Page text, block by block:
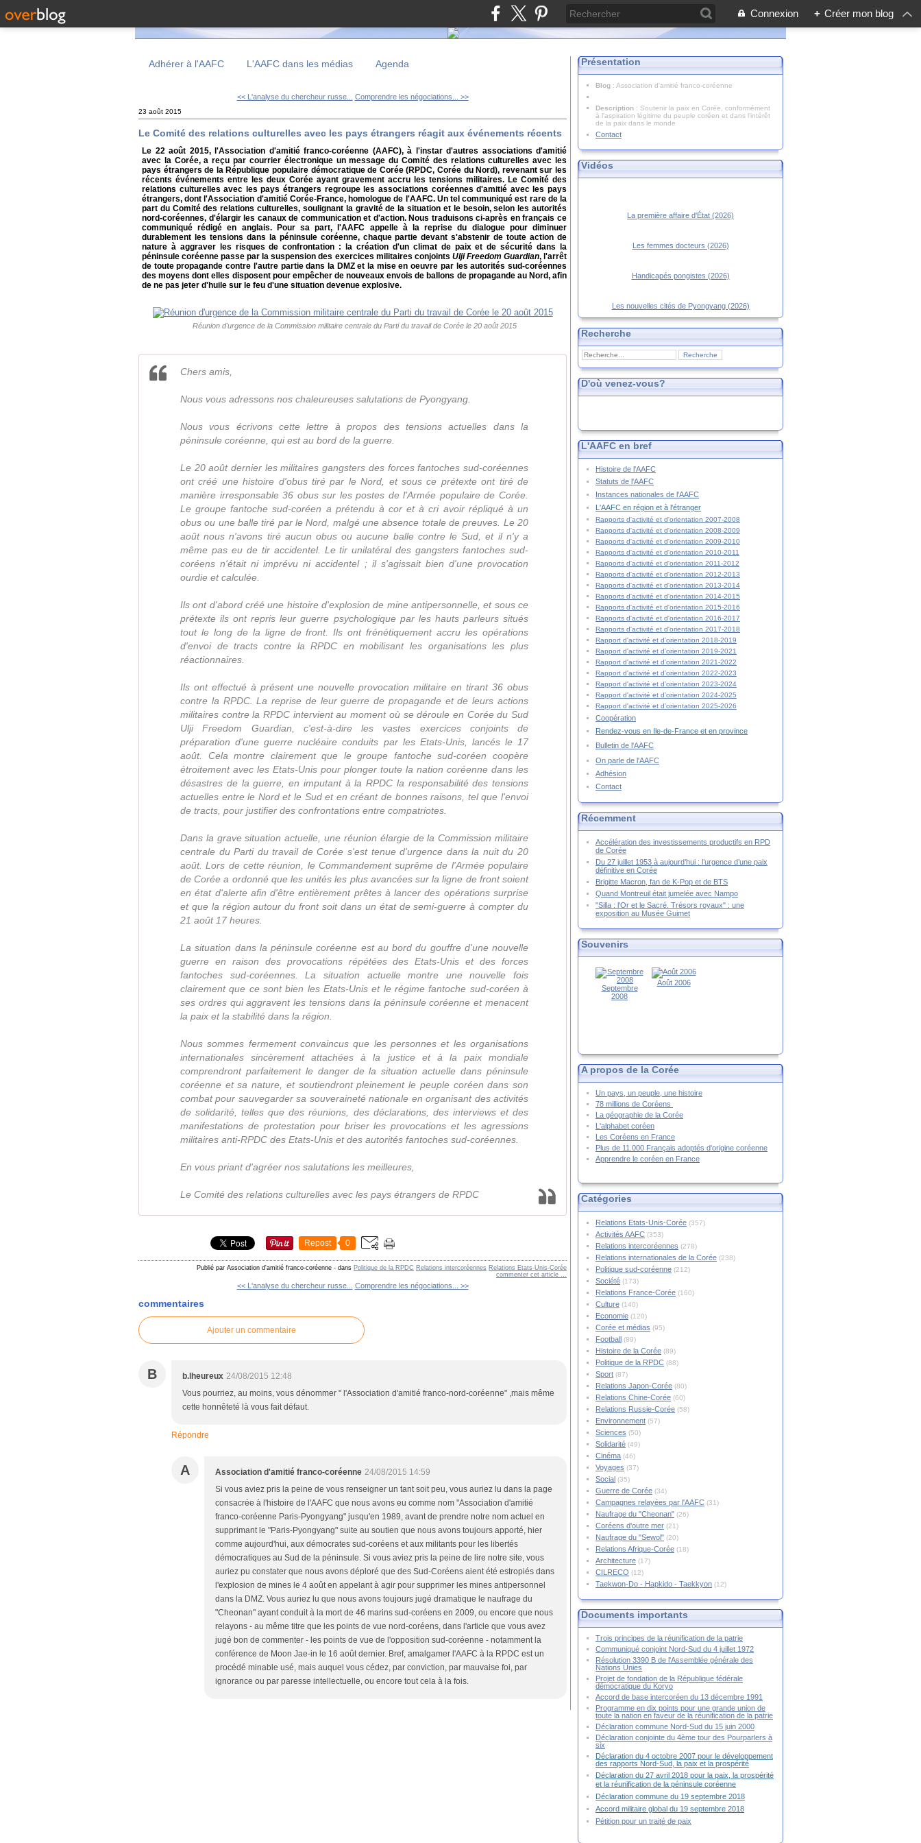
Connexion + Créer mon blog
Adhérer à l'AAFC L'AAFC dans les médias Agenda
<< L'analyse du chercheur russe... Comprendre les négociations... >>
23 août 2015
Le Comité des relations culturelles avec les pays étrangers réagit aux événements récents
Le 22 août 2015, l'Association d'amitié franco-coréenne (AAFC), à l'instar d'autres associations d'amitié
avec la Corée, a reçu par courrier électronique un message du Comité des relations culturelles avec les
pays étrangers de la République populaire démocratique de Corée (RPDC, Corée du Nord), revenant sur les
récents événements entre les deux Corée ayant gravement accru les tensions militaires. Le Comité des
relations culturelles avec les pays étrangers regroupe les associations coréennes d'amitié avec les pays
étrangers, dont l'Association d'amitié Corée-France, homologue de l'AAFC. Un tel communiqué est rare de la
part du Comité des relations culturelles, soulignant la gravité de la situation et le besoin, selon les autorités
nord-coréennes, d'élargir les canaux de communication et d'action. Nous traduisons ci-après en français ce
communiqué rédigé en anglais. Pour sa part, l'AAFC appelle à la reprise du dialogue pour diminuer
durablement les tensions dans la péninsule coréenne, chaque partie devant s'abstenir de toute action de
nature à aggraver les risques de confrontation : la création d'un climat de paix et de sécurité dans la
péninsule coréenne passe par la suspension des exercices militaires conjoints Ulji Freedom Guardian, l'arrêt
de toute propagande contre l'autre partie dans la DMZ et la mise en oeuvre par les autorités sud-coréennes
des moyens dont elles disposent pour empêcher de nouveaux envois de ballons de propagande au Nord, afin
de ne pas jeter d'huile sur le feu d'une situation devenue explosive.
Réunion d'urgence de la Commission militaire centrale du Parti du travail de Corée le 20 août 2015
Chers amis,
Nous vous adressons nos chaleureuses salutations de Pyongyang.
Nous vous écrivons cette lettre à propos des tensions actuelles dans la
péninsule coréenne, qui est au bord de la guerre.
Le 20 août dernier les militaires gangsters des forces fantoches sud-coréennes
ont créé une histoire d'obus tiré par le Nord, et sous ce prétexte ont tiré de
manière irresponsable 36 obus sur les postes de l'Armée populaire de Corée.
Le groupe fantoche sud-coréen a prétendu à cor et à cri avoir répliqué à un
obus ou une balle tiré par le Nord, malgé une absence totale de preuves. Le 20
août nous n'avons tiré aucun obus ou aucune balle contre le Sud, et il n'y a
même pas eu de tir accidentel. Le tir unilatéral des gangsters fantoches sud-
coréens n'était ni imprévu ni accidentel ; il s'agissait bien d'une provocation
ourdie et calculée.
Ils ont d'abord créé une histoire d'explosion de mine antipersonnelle, et sous ce
prétexte ils ont repris leur guerre psychologique par les hauts parleurs situés
tout le long de la ligne de front. Ils ont frénétiquement accru les opérations
d'envoi de tracts contre la RPDC en mobilisant les organisations les plus
réactionnaires.
Ils ont effectué à présent une nouvelle provocation militaire en tirant 36 obus
contre la RPDC. La reprise de leur guerre de propagande et de leurs actions
militaires contre la RPDC intervient au moment où se déroule en Corée du Sud
Ulji Freedom Guardian, c'est-à-dire les vastes exercices conjoints de
préparation d'une guerre nucléaire conduits par les Etats-Unis, lancés le 17
août. Cela montre clairement que le groupe fantoche sud-coréen coopère
étroitement avec les Etats-Unis pour plonger toute la nation coréenne dans les
désastres de la guerre, en imputant à la RPDC la responsabilité des tensions
actuelles entre le Nord et le Sud et en créant de bonnes raisons, tel que l'envoi
de tracts, pour justifier des confrontations entre compatriotes.
Dans la grave situation actuelle, une réunion élargie de la Commission militaire
centrale du Parti du travail de Corée s'est tenue d'urgence dans la nuit du 20
août. Lors de cette réunion, le Commandement suprême de l'Armée populaire
de Corée a ordonné que les unités les plus avancées sur la ligne de front soient
en état d'alerte afin d'être entièrement prêtes à lancer des opérations surprise
et que la région autour du front soit dans un état de semi-guerre à compter du
21 août 17 heures.
La situation dans la péninsule coréenne est au bord du gouffre d'une nouvelle
guerre en raison des provocations répétées des Etats-Unis et des forces
fantoches sud-coréennes. La situation actuelle montre une nouvelle fois
clairement que ce sont bien les Etats-Unis et le régime fantoche sud-coréen à
ses ordres qui aggravent les tensions dans la péninsule coréenne et menacent
la paix et la stabilité dans la région.
Nous sommes fermement convaincus que les personnes et les organisations
internationales sincèrement attachées à la justice et à la paix mondiale
comprendront parfaitement le danger de la situation actuelle dans péninsule
coréenne et sa nature, et soutiendront pleinement le peuple coréen dans son
combat pour sauvegarder sa souveraineté nationale en organisant des activités
de solidarité, telles que des réunions, des déclarations, des interviews et des
manifestations de protestation pour briser les provocations et les agressions
militaires anti-RPDC des Etats-Unis et des autorités fantoches sud-coréennes.
En vous priant d'agréer nos salutations les meilleures,
Le Comité des relations culturelles avec les pays étrangers de RPDC
Repost 0
Publié par Association d'amitié franco-coréenne - dans Politique de la RPDC Relations intercoréennes Relations Etats-Unis-Corée
commenter cet article …
<< L'analyse du chercheur russe... Comprendre les négociations... >>
commentaires
Ajouter un commentaire
B b.lheureux 24/08/2015 12:48
Vous pourriez, au moins, vous dénommer " l'Association d'amitié franco-nord-coréenne" ,mais même
cette honnêteté là vous fait défaut.
Répondre
A Association d'amitié franco-coréenne 24/08/2015 14:59
Si vous aviez pris la peine de vous renseigner un tant soit peu, vous auriez lu dans la page
consacrée à l'histoire de l'AAFC que nous avons eu comme nom "Association d'amitié
franco-coréenne Paris-Pyongyang" jusqu'en 1989, avant de prendre notre nom actuel en
supprimant le "Paris-Pyongyang" suite au soutien que nous avons toujours apporté, hier
comme aujourd'hui, aux démocrates sud-coréens et aux militants pour les libertés
démocratiques au Sud de la péninsule. Si vous aviez pris la peine de lire notre site, vous
auriez pu constater que nous avons déploré que des Sud-Coréens aient été estropiés dans
l'explosion de mines le 4 août en appelant à agir pour supprimer les mines antipersonnel
dans la DMZ. Vous auriez lu que nous avons toujours jugé dramatique le naufrage du
"Cheonan" ayant conduit à la mort de 46 marins sud-coréens en 2009, ou encore que nous
relayons - au même titre que les points de vue nord-coréens, dans l'article que vous avez
jugé bon de commenter - les points de vue de l'opposition sud-coréenne - notamment la
conférence de Moon Jae-in le 16 août dernier. Bref, amalgamer l'AAFC à la RPDC est un
procédé minable usé, mais auquel vous cédez, par conviction, par mauvaise foi, par
ignorance ou par paresse intellectuelle, ou encore tout cela à la fois.
Présentation
Blog : Association d'amitié franco-coréenne
Description : Soutenir la paix en Corée, conformément
à l'aspiration légitime du peuple coréen et dans l’intérêt
de la paix dans le monde
Contact
Vidéos
La première affaire d'État (2026)
Les femmes docteurs (2026)
Handicapés pongistes (2026)
Les nouvelles cités de Pyongyang (2026)
Recherche
D'où venez-vous?
L'AAFC en bref
Histoire de l'AAFC
Statuts de l'AAFC
Instances nationales de l'AAFC
L'AAFC en région et à l'étranger
Rapports d'activité et d'orientation 2007-2008
Rapports d'activité et d'orientation 2008-2009
Rapports d'activité et d'orientation 2009-2010
Rapports d'activité et d'orientation 2010-2011
Rapports d'activité et d'orientation 2011-2012
Rapports d'activité et d'orientation 2012-2013
Rapports d'activité et d'orientation 2013-2014
Rapports d'activité et d'orientation 2014-2015
Rapports d'activité et d'orientation 2015-2016
Rapports d'activité et d'orientation 2016-2017
Rapports d'activité et d'orientation 2017-2018
Rapport d'activité et d'orientation 2018-2019
Rapport d'activité et d'orientation 2019-2021
Rapport d'activité et d'orientation 2021-2022
Rapport d'activité et d'orientation 2022-2023
Rapport d'activité et d'orientation 2023-2024
Rapport d'activité et d'orientation 2024-2025
Rapport d'activité et d'orientation 2025-2026
Coopération
Rendez-vous en Ile-de-France et en province
Bulletin de l'AAFC
On parle de l'AAFC
Adhésion
Contact
Récemment
Accélération des investissements productifs en RPD
de Corée
Du 27 juillet 1953 à aujourd’hui : l’urgence d’une paix
définitive en Corée
Brigitte Macron, fan de K-Pop et de BTS
Quand Montreuil était jumelée avec Nampo
"Silla : l'Or et le Sacré. Trésors royaux" : une
exposition au Musée Guimet
Souvenirs
Septembre
2008
Août 2006
A propos de la Corée
Un pays, un peuple, une histoire
78 millions de Coréens
La géographie de la Corée
L'alphabet coréen
Les Coréens en France
Plus de 11.000 Français adoptés d'origine coréenne
Apprendre le coréen en France
Catégories
Relations Etats-Unis-Corée (357)
Activités AAFC (353)
Relations intercoréennes (278)
Relations internationales de la Corée (238)
Politique sud-coréenne (212)
Société (173)
Relations France-Corée (160)
Culture (140)
Economie (120)
Corée et médias (95)
Football (89)
Histoire de la Corée (89)
Politique de la RPDC (88)
Sport (87)
Relations Japon-Corée (80)
Relations Chine-Corée (60)
Relations Russie-Corée (58)
Environnement (57)
Sciences (50)
Solidarité (49)
Cinéma (46)
Voyages (37)
Social (35)
Guerre de Corée (34)
Campagnes relayées par l'AAFC (31)
Naufrage du "Cheonan" (26)
Coréens d'outre mer (21)
Naufrage du "Sewol" (20)
Relations Afrique-Corée (18)
Architecture (17)
CILRECO (12)
Taekwon-Do - Hapkido - Taekkyon (12)
Documents importants
Trois principes de la réunification de la patrie
Communiqué conjoint Nord-Sud du 4 juillet 1972
Résolution 3390 B de l'Assemblée générale des
Nations Unies
Projet de fondation de la République fédérale
démocratique du Koryo
Accord de base intercoréen du 13 décembre 1991
Programme en dix points pour une grande union de
toute la nation en faveur de la réunification de la patrie
Déclaration commune Nord-Sud du 15 juin 2000
Déclaration conjointe du 4ème tour des Pourparlers à
six
Déclaration du 4 octobre 2007 pour le développement
des rapports Nord-Sud, la paix et la prospérité
Déclaration du 27 avril 2018 pour la paix, la prospérité
et la réunification de la péninsule coréenne
Déclaration commune du 19 septembre 2018
Accord militaire global du 19 septembre 2018
Pétition pour un traité de paix